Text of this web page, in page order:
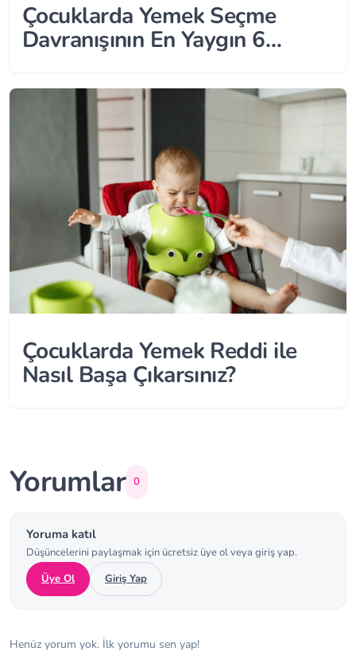
Çocuklarda Yemek Seçme
Davranışının En Yaygın 6
Çocuklarda Yemek Reddi ile
Nasıl Başa Çıkarsınız?
Yorumlar 0
Yoruma katıl
Düşüncelerini paylaşmak için ücretsiz üye ol veya giriş yap.
Üye Ol
Giriş Yap
Henüz yorum yok. İlk yorumu sen yap!